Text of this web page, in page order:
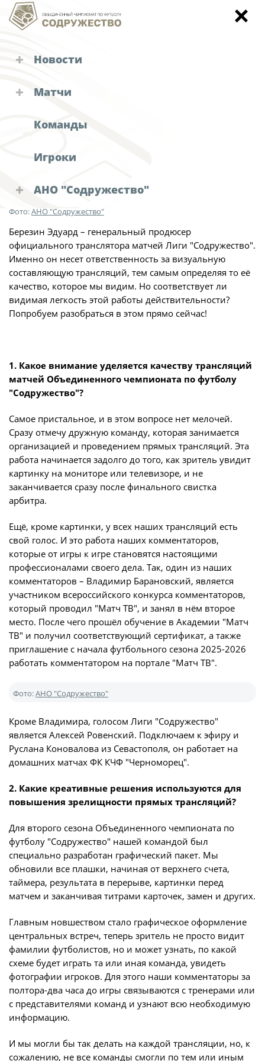
Новости
Кубок
Судейские назначения
Новости "Содружества"
Матчи
Турнирная таблица
Статистика
Команды
Дисквалификации
Новости
Кубок Объединенного Чемпионата по
футболу "Содружество"
Турнирные таблицы
Статистика
Команды
Дисквалификации
Новости
О турнире
Турнир Объединенного чемпионата по
футболу "Содружество" среди юношей
2009-2010 годов рождения (U-17)
Календарь и результаты матчей
Турнирная таблица
Команды
Игроки
Дисквалификации
О турнире
Турнир Объединенного Чемпионата по
футболу "Содружество" среди юношей
2011-2012 годов рождения (U-15)
Календарь и результаты матчей
Турнирная таблица
Статистика
Команды
Игроки
О турнире
Команды
Игроки
АНО "Содружество"
Руководство АНО "Содружество"
Аппарат
Офис-менеджер
Юрист
Бухгалтерия
Отдел информационных технологий
Комитеты
Спортивный комитет
Инспекторско-судейский комитет
Контрольно-дисциплинарный комитет
Документы
Учредительные документы
Регламентирующие документы
трансляций – приоритет
официального транслятора
Фото:АНО "Содружество"
Березин Эдуард – генеральный продюсер
официального транслятора матчей Лиги "Содружество".
Именно он несет ответственность за визуальную
составляющую трансляций, тем самым определяя то её
качество, которое мы видим. Но соответствует ли
видимая легкость этой работы действительности?
Попробуем разобраться в этом прямо сейчас!
1. Какое внимание уделяется качеству трансляций
матчей Объединенного чемпионата по футболу
"Содружество"?
Самое пристальное, и в этом вопросе нет мелочей.
Сразу отмечу дружную команду, которая занимается
организацией и проведением прямых трансляций. Эта
работа начинается задолго до того, как зритель увидит
картинку на мониторе или телевизоре, и не
заканчивается сразу после финального свистка
арбитра.
Ещё, кроме картинки, у всех наших трансляций есть
свой голос. И это работа наших комментаторов,
которые от игры к игре становятся настоящими
профессионалами своего дела. Так, один из наших
комментаторов – Владимир Барановский, является
участником всероссийского конкурса комментаторов,
который проводил "Матч ТВ", и занял в нём второе
место. После чего прошёл обучение в Академии "Матч
ТВ" и получил соответствующий сертификат, а также
приглашение с начала футбольного сезона 2025-2026
работать комментатором на портале "Матч ТВ".
Фото:АНО "Содружество"
Кроме Владимира, голосом Лиги "Содружество"
является Алексей Ровенский. Подключаем к эфиру и
Руслана Коновалова из Севастополя, он работает на
домашних матчах ФК КЧФ "Черноморец".
2. Какие креативные решения используются для
повышения зрелищности прямых трансляций?
Для второго сезона Объединенного чемпионата по
футболу "Содружество" нашей командой был
специально разработан графический пакет. Мы
обновили все плашки, начиная от верхнего счета,
таймера, результата в перерыве, картинки перед
матчем и заканчивая титрами карточек, замен и других.
Главным новшеством стало графическое оформление
центральных встреч, теперь зритель не просто видит
фамилии футболистов, но и может узнать, по какой
схеме будет играть та или иная команда, увидеть
фотографии игроков. Для этого наши комментаторы за
полтора-два часа до игры связываются с тренерами или
с представителями команд и узнают всю необходимую
информацию.
И мы могли бы так делать на каждой трансляции, но, к
сожалению, не все команды смогли по тем или иным